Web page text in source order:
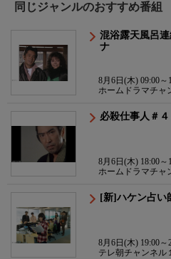
同じジャンルのおすすめ番組
混浴露天風呂
ナ
8月6日(木) 09:00～
ホームドラマチャ
必殺仕事人＃
8月6日(木) 18:00～
ホームドラマチャ
[新]ハケン占い
8月6日(木) 19:00～
テレ朝チャンネル